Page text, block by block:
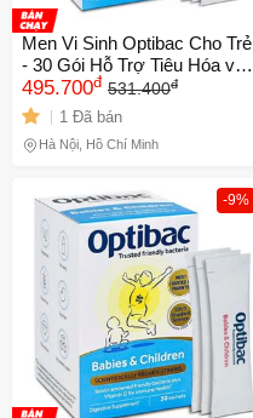
Men Vi Sinh Optibac Cho Trẻ
- 30 Gói Hỗ Trợ Tiêu Hóa và
Tăng Cường Đề Kháng Tự
Nhiên cho Trẻ Sơ Sinh và Trẻ
Nhỏ 638556
495.700đ 531.400đ
1 Đã bán
Hà Nội, Hồ Chí Minh
-9%